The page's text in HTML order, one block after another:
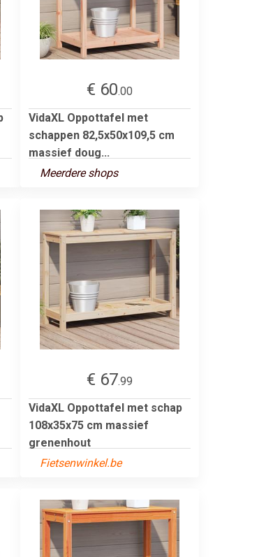
€ 60.00
VidaXL Oppottafel met
schappen 82,5x50x109,5 cm
massief doug...
Meerdere shops
€ 67.99
VidaXL Oppottafel met schap
108x35x75 cm massief
grenenhout
Fietsenwinkel.be